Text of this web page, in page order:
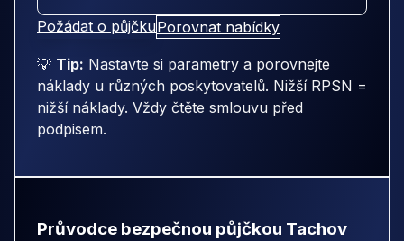
Požádat o půjčkuPorovnat nabídky
💡 Tip: Nastavte si parametry a porovnejte
náklady u různých poskytovatelů. Nižší RPSN =
nižší náklady. Vždy čtěte smlouvu před
podpisem.
Průvodce bezpečnou půjčkou Tachov